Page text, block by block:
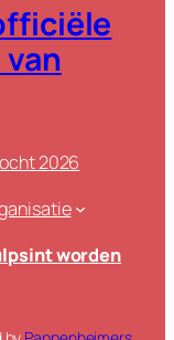
2026
worden